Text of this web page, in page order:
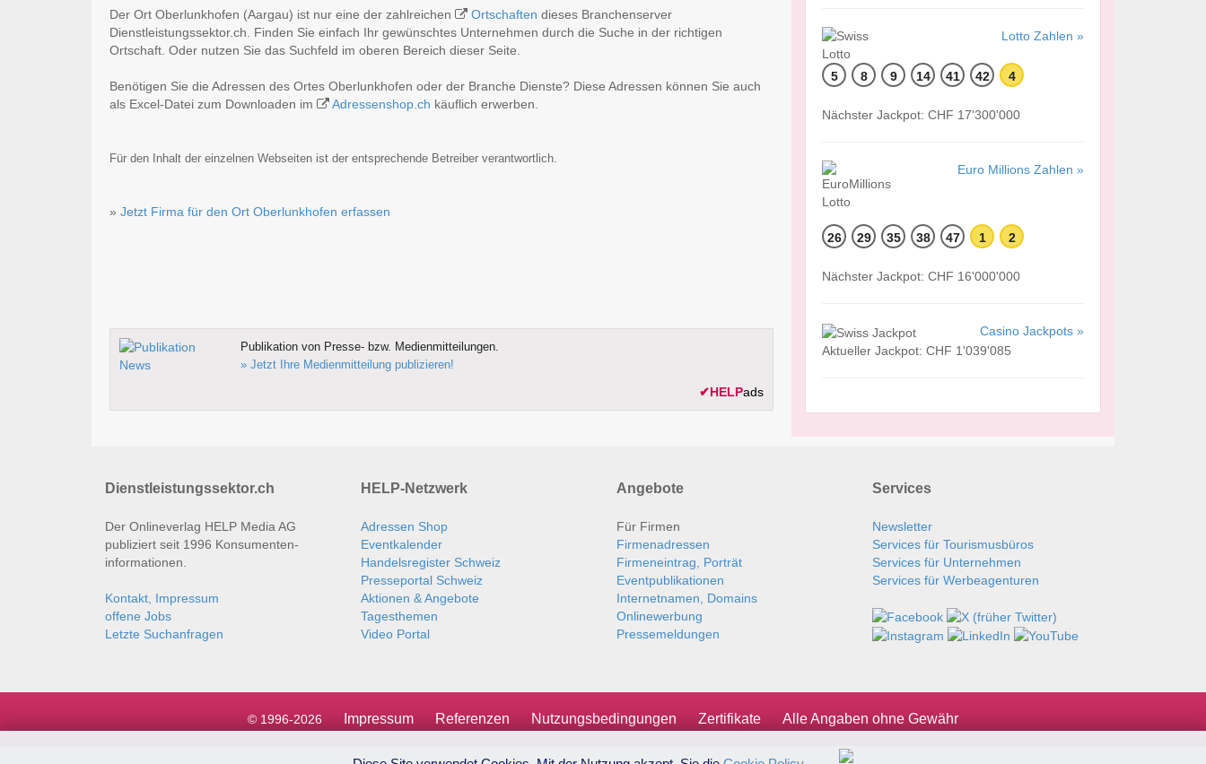
Der Ort Oberlunkhofen (Aargau) ist nur eine der zahlreichen Ortschaften dieses Branchenserver
Dienstleistungssektor.ch. Finden Sie einfach Ihr gewünschtes Unternehmen durch die Suche in der richtigen
Ortschaft. Oder nutzen Sie das Suchfeld im oberen Bereich dieser Seite.
Benötigen Sie die Adressen des Ortes Oberlunkhofen oder der Branche Dienste? Diese Adressen können Sie auch
als Excel-Datei zum Downloaden im
Adressenshop.ch käuflich erwerben.
Für den Inhalt der einzelnen Webseiten ist der entsprechende Betreiber verantwortlich.
» Jetzt Firma für den Ort Oberlunkhofen erfassen
Publikation von Presse- bzw. Medienmitteilungen.
» Jetzt Ihre Medienmitteilung publizieren!
✔HELPads
Lotto Zahlen »
5 8 9 14 41 42 4
Nächster Jackpot: CHF 17'300'000
Euro Millions Zahlen »
26 29 35 38 47 1 2
Nächster Jackpot: CHF 16'000'000
Casino Jackpots »
Aktueller Jackpot: CHF 1'039'085
Dienstleistungssektor.ch
Der Onlineverlag HELP Media AG
publiziert seit 1996 Konsumenten­
informationen.
Kontakt, Impressum
offene Jobs
Letzte Suchanfragen
HELP-Netzwerk
Adressen Shop
Eventkalender
Handelsregister Schweiz
Presseportal Schweiz
Aktionen & Angebote
Tagesthemen
Video Portal
Angebote
Für Firmen
Firmenadressen
Firmeneintrag, Porträt
Eventpublikationen
Internetnamen, Domains
Onlinewerbung
Pressemeldungen
Services
Newsletter
Services für Tourismusbüros
Services für Unternehmen
Services für Werbeagenturen
© 1996-2026 Impressum Referenzen Nutzungsbedingungen Zertifikate Alle Angaben ohne Gewähr